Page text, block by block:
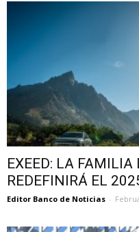
EXEED: LA FAMILIA
REDEFINIRÁ EL
Editor Banco de Noticias -